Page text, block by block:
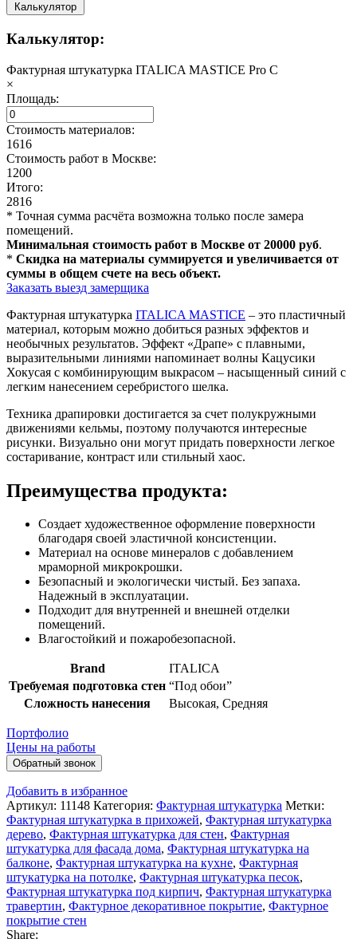
Калькулятор
Калькулятор:
Фактурная штукатурка ITALICA MASTICE Pro C
×
Площадь:
Стоимость материалов:
1616
Стоимость работ в Москве:
1200
Итого:
2816
* Точная сумма расчёта возможна только после замера
помещений.
Минимальная стоимость работ в Москве от 20000 руб.
* Скидка на материалы суммируется и увеличивается от
суммы в общем счете на весь объект.
Заказать выезд замерщика
Фактурная штукатурка ITALICA MASTICE – это пластичный
материал, которым можно добиться разных эффектов и
необычных результатов. Эффект «Драпе» с плавными,
выразительными линиями напоминает волны Кацусики
Хокусая с комбинирующим выкрасом – насыщенный синий с
легким нанесением серебристого шелка.
Техника драпировки достигается за счет полукружными
движениями кельмы, поэтому получаются интересные
рисунки. Визуально они могут придать поверхности легкое
состаривание, контраст или стильный хаос.
Преимущества продукта:
Создает художественное оформление поверхности
благодаря своей эластичной консистенции.
Материал на основе минералов с добавлением
мраморной микрокрошки.
Безопасный и экологически чистый. Без запаха.
Надежный в эксплуатации.
Подходит для внутренней и внешней отделки
помещений.
Влагостойкий и пожаробезопасной.
Brand
ITALICA
Требуемая подготовка стен “Под обои”
Сложность нанесения
Высокая, Средняя
Портфолио
Цены на работы
Обратный звонок
Добавить в избранное
Артикул: 11148 Категория: Фактурная штукатурка Метки:
Фактурная штукатурка в прихожей, Фактурная штукатурка
дерево, Фактурная штукатурка для стен, Фактурная
штукатурка для фасада дома, Фактурная штукатурка на
балконе, Фактурная штукатурка на кухне, Фактурная
штукатурка на потолке, Фактурная штукатурка песок,
Фактурная штукатурка под кирпич, Фактурная штукатурка
травертин, Фактурное декоративное покрытие, Фактурное
покрытие стен
Share: